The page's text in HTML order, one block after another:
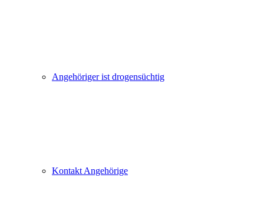
Angehöriger ist drogensüchtig
Kontakt Angehörige